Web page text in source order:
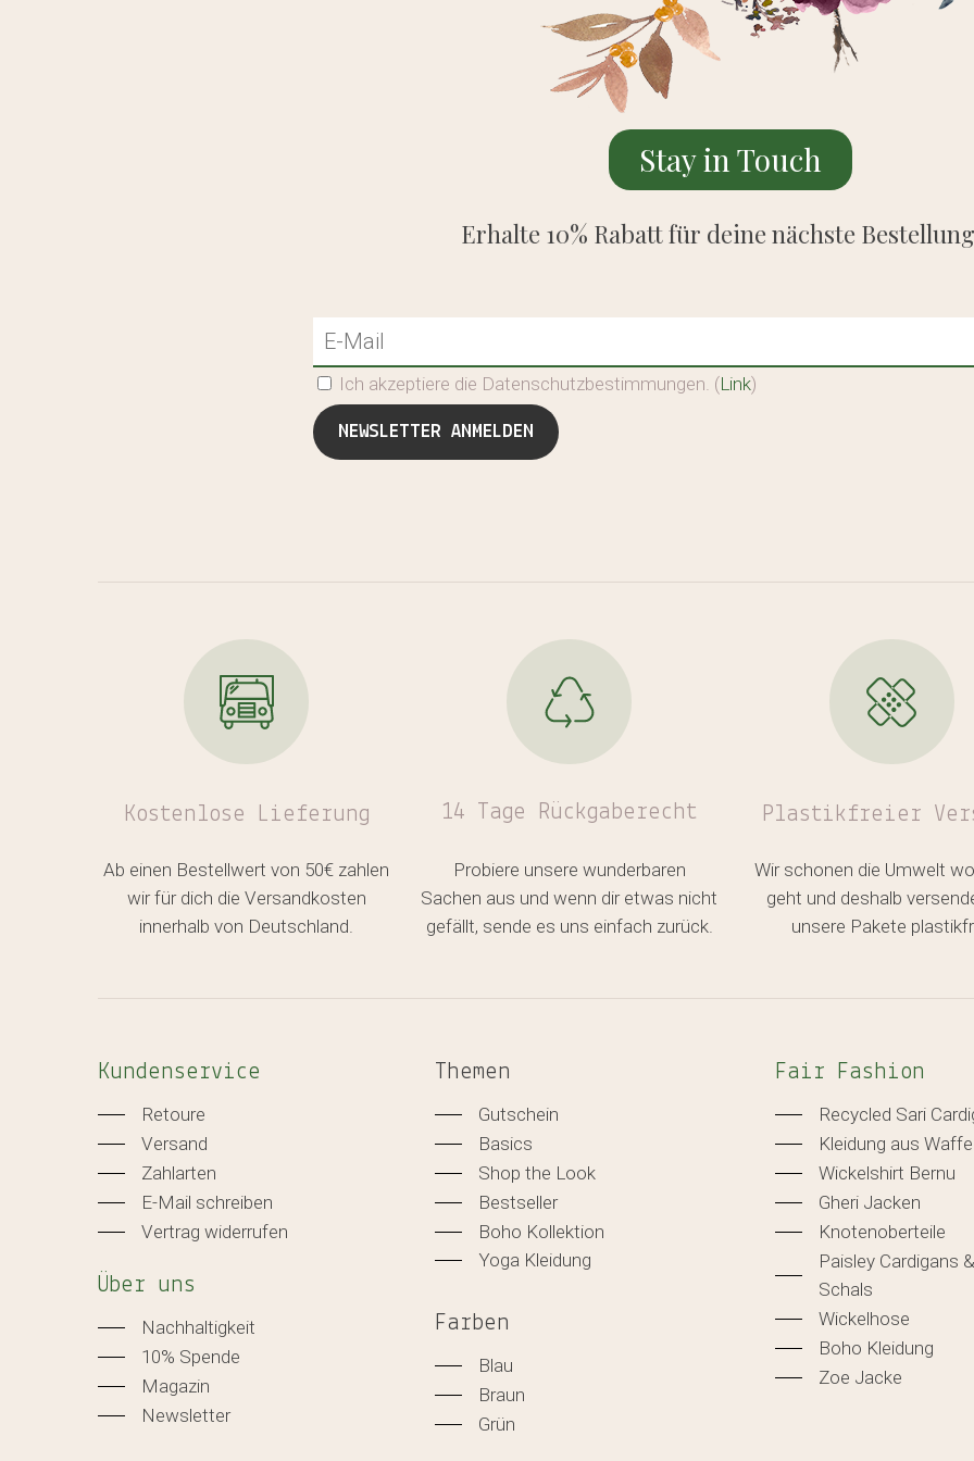
Stay in Touch
Erhalte 10% Rabatt für deine nächste
Ich akzeptiere die Datenschutzbestimmungen. (Link)
Kostenlose Lieferung
Ab einen Bestellwert von 50€ zahlen
wir für dich die Versandkosten
innerhalb von Deutschland.
14 Tage Rückgaberecht
Probiere unsere wunderbaren
Sachen aus und wenn dir etwas nicht
gefällt, sende es uns einfach zurück.
Plastikfreier
Wir schonen die Umwelt
geht und deshalb
unsere Pakete
Kundenservice
Retoure
Versand
Zahlarten
E-Mail schreiben
Vertrag widerrufen
Über uns
Nachhaltigkeit
10% Spende
Magazin
Newsletter
Themen
Gutschein
Basics
Shop the Look
Bestseller
Boho Kollektion
Yoga Kleidung
Farben
Blau
Braun
Grün
Fair Fashion
Recycled Sari
Kleidung aus
Wickelshirt Bernu
Gheri Jacken
Knotenoberteile
Paisley Cardigans &
Schals
Wickelhose
Boho Kleidung
Zoe Jacke